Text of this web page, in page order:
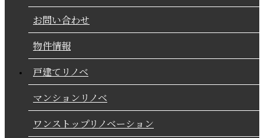
お問い合わせ
物件情報
戸建てリノベ
マンションリノベ
ワンストップリノベーション